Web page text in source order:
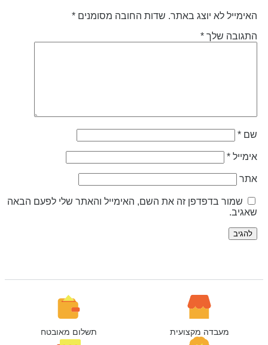
לא יוצג באתר. שדות החובה מסומנים*
שלך*
*
*
שמור בדפדפן זה את השם, האימייל והאתר שלי לפעם הבאה
מעבדה מקצועית תשלום מאובטח